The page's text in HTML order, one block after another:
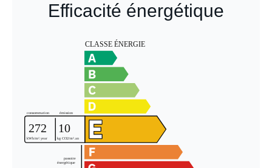
Efficacité énergétique